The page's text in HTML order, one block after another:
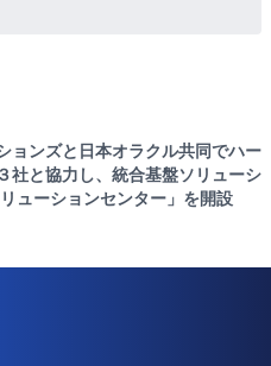
ョンズと日本オラクル共同でハー
社と協力し、統合基盤ソリューシ
ューションセンター」を開設